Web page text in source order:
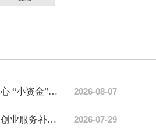
招贤镇：交通补助暖民心 “小资金”激活务工增收“大动能” 2026-08-07
关于2026年第二批就业创业服务补助资金的公示 2026-07-29